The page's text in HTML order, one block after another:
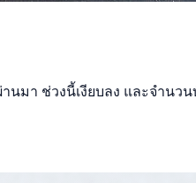
นมา ช่วงนี้เงียบลง และจำ